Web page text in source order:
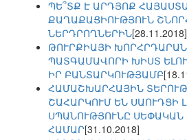
ՊԵ՞ՏՔ Է ԱՐԴՅՈՔ
ՔԱՂԱՔԱՑԻՈՒԹՅՈՒՆ
ՆԵՐԴՐՈՂՆԵՐԻՆ[28.11.2018]
ԹՈՒՐՔԻԱՅԻ
ՊԱՏԳԱՄԱՎՈՐԻ ԽԻՍՏ
ԻՐ ԲԱՆՏԱՐԿՈՒԹՅԱՄԲ
ՀԱՄԱՇԽԱՐՀԱՅԻՆ
ՇԱՀԱՐԿՈՒՄ ԵՆ ՍԱՈՒԴՑԻ
ՍՊԱՆՈՒԹՅՈՒՆԸ ՍԵՓԱԿԱՆ
ՀԱՄԱՐ[31.10.2018]